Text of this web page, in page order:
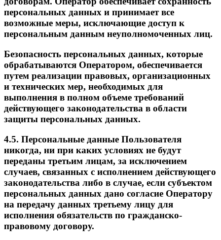
персональных данных и принимает все
возможные меры, исключающие доступ к
персональным данным неуполномоченных лиц.
Безопасность персональных данных, которые
обрабатываются Оператором, обеспечивается
путем реализации правовых, организационных
и технических мер, необходимых для
выполнения в полном объеме требований
действующего законодательства в области
защиты персональных данных.
4.5. Персональные данные Пользователя
никогда, ни при каких условиях не будут
переданы третьим лицам, за исключением
случаев, связанных с исполнением действующего
законодательства либо в случае, если субъектом
персональных данных дано согласие Оператору
на передачу данных третьему лицу для
исполнения обязательств по гражданско-
правовому договору.